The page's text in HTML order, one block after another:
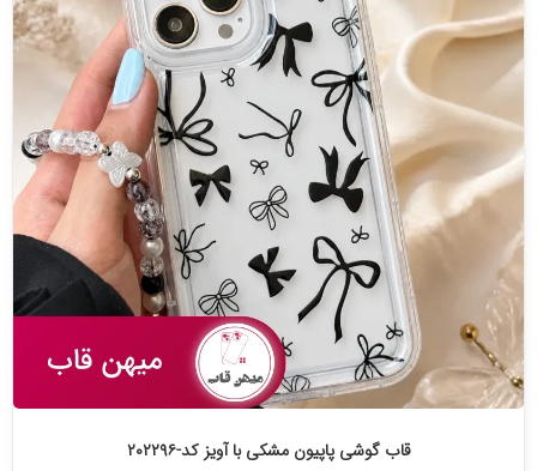
قاب گوشی پاپیون مشکی با آویز کد-۲۰۲۲۹۶